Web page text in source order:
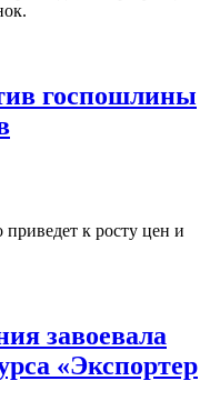
госпошлины
к росту цен и
завоевала
«Экспортер